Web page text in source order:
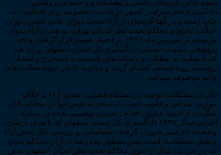
نتیجه تلاش گروه­‌های علمی پژوهشگاه و واحدهای پژوهشی
دادگستری­‌های سراسر کشور در قالب «مجموعه آرای قضایی» به
چاپ رسید و در آن­ها گزیده‌­ای از آراء شعب دیوان عالی کشور، دیوان
عدالت اداری و محاکم تجدید نظر استان تهران، به همراه آراء بدوی
مربوطه از شهریور ماه ۱۳۹۱ در اختیار عموم قرار گرفت. واحد
پژوهشی معاونت انسانی دادگستری کل استان اصفهان بر آن شد
که با عنایت به مطالب و رسالت‌­های یادشده به استخراج و انتشار
روشمند رویه قضایی اهتمام گزیند و مکتوبه حاضر نتیجه فعالیت­‌های
واحد موصوف می­­باشد.
یکی از مشکلات موجود در دستگاه قضایی، صدور آراء برخلاف
موازین شرعی و قانونی است که منجر به نقض آن­ها در محاکم بالاتر
می­گردد. از جمله عناوین اقدام راهبردی پیش­بینی شده در برنامه
اجرایی سال ۱۳۹۹ دادگستری کل استان اصفهان که با هدف ارتقای
وضعیت دادرسی صورت گرفته، «شناسایی و بررسی علل نقض آراء
و نقص تحقیقات» است. بدین منظور ده درصد از آرای محاکم بدوی
که در طی یک سال از سوی محاکم تجدید نظر استان اصفهان نقض